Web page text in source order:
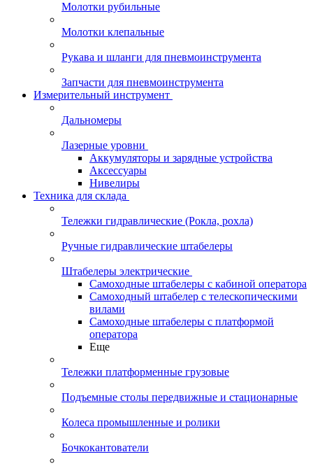
Молотки рубильные
Молотки клепальные
Рукава и шланги для пневмоинструмента
Запчасти для пневмоинструмента
Измерительный инструмент
Дальномеры
Лазерные уровни
Аккумуляторы и зарядные устройства
Аксессуары
Нивелиры
Техника для склада
Тележки гидравлические (Рокла, рохла)
Ручные гидравлические штабелеры
Штабелеры электрические
Самоходные штабелеры с кабиной оператора
Самоходный штабелер с телескопическими
вилами
Самоходные штабелеры с платформой
оператора
Еще
Тележки платформенные грузовые
Подъемные столы передвижные и стационарные
Колеса промышленные и ролики
Бочкокантователи